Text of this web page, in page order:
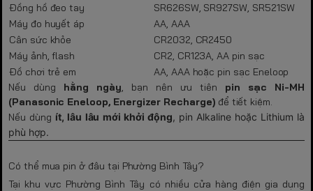
Đồng hồ đeo tay
SR626SW, SR927SW, SR521SW
Máy đo huyết áp
AA, AAA
Cân sức khỏe
CR2032, CR2450
Máy ảnh, flash
CR2, CR123A, AA pin sạc
Đồ chơi trẻ em
AA, AAA hoặc pin sạc Eneloop
Nếu dùng hằng ngày, bạn nên ưu tiên pin sạc Ni-MH
(Panasonic Eneloop, Energizer Recharge)để tiết kiệm.
Nếu dùng ít, lâu lâu mới khởi động, pin Alkaline hoặc Lithium là
phù hợp.
Có thể mua pin ở đâu tại Phường Bình Tây?
Tại khu vực Phường Bình Tây có nhiều cửa hàng điện gia dụng